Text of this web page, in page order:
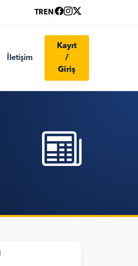
TR EN
İletişim
Kayıt
/
Giriş